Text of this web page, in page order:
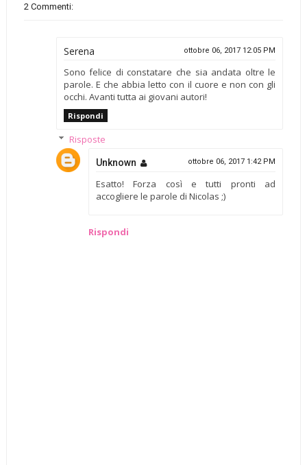
2 Commenti:
Serena ottobre 06, 2017 12:05 PM
Sono felice di constatare che sia andata oltre le
parole. E che abbia letto con il cuore e non con gli
occhi. Avanti tutta ai giovani autori!
Rispondi
Risposte
Unknown ottobre 06, 2017 1:42 PM
Esatto! Forza così e tutti pronti ad
accogliere le parole di Nicolas ;)
Rispondi